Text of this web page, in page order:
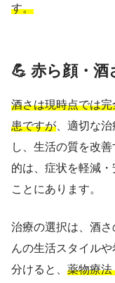
す。
💪 赤ら顔・酒
酒さは現時点では
患ですが 、適切な
し、生活の質を改
的は、症状を軽減
ことにあります。
治療の選択は、酒
んの生活スタイル
分けると、 薬物療法